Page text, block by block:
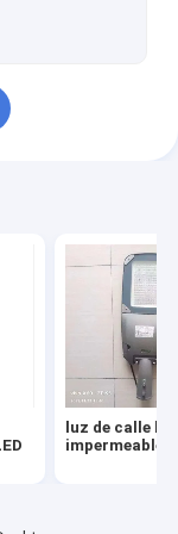
luz de calle
impermeable